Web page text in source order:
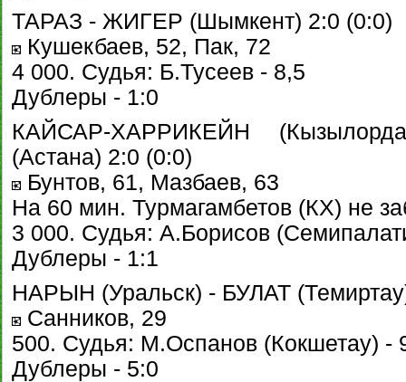
ТАРАЗ - ЖИГЕР (Шымкент) 2:0 (0:0)
Кушекбаев, 52, Пак, 72
4 000. Судья: Б.Тусеев - 8,5
Дублеры - 1:0
КАЙСАР-ХАРРИКЕЙН
(Астана) 2:0 (0:0)
Бунтов, 61, Мазбаев, 63
На 60 мин. Турмагамбетов (КХ) не
3 000. Судья: А.Борисов
Дублеры - 1:1
НАРЫН (Уральск) - БУЛАТ
Санников, 29
500. Судья: М.Оспанов (Кокшетау) -
Дублеры - 5:0